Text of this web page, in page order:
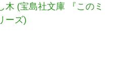
木 (宝島社文庫 『このミ
ーズ)